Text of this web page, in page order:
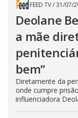
FEED TV/31/07/
Deolane
a mãe
bem”
Diretamente da
onde cumpre
influenciadora